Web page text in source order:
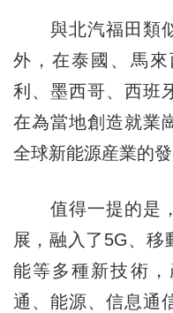
與北汽福田類似
外，在泰國、馬
利、墨西哥、西班
在為當地創造就業
全球新能源産業的發
值得一提的是，
展，融入了5G、移
能等多種新技術
通、能源、信息通